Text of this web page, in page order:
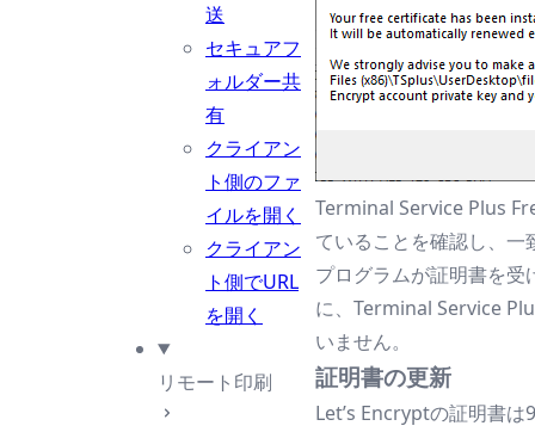
送
セキュアフ
ォルダー共
有
クライアン
ト側のファ
イルを開く
クライアン
ト側でURL
を開く
リモート印刷
Terminal Service Plus
ていることを確認し、
プログラムが証明書を
に、Terminal Service
いません。
証明書の更新
Let’s Encryptの証明書は